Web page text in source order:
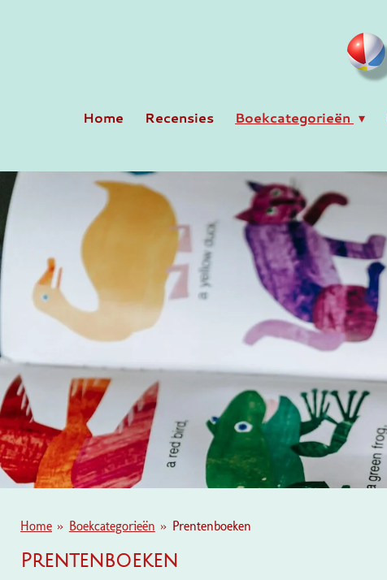
Home Recensies Boekcategorieën
Home » Boekcategorieën » Prentenboeken
Prentenboeken